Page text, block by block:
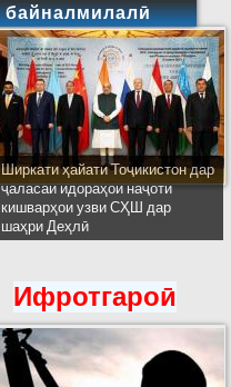
байналмилалӣ
Ширкати ҳайати Тоҷикистон дар
ҷаласаи идораҳои наҷоти
кишварҳои узви СҲШ дар
шаҳри Деҳлӣ
Ифротгароӣ